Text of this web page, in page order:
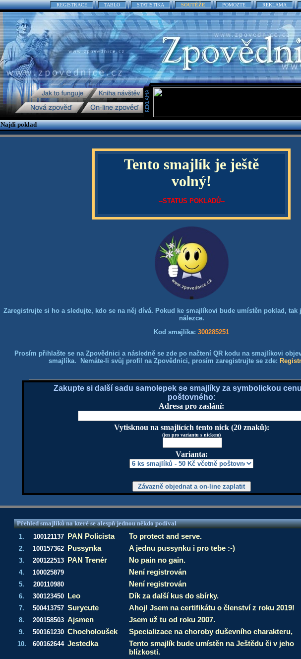
REGISTRACE TABLO STATISTIKA SOUTĚŽE POMOZTE REKLAMA
Najdi poklad
Tento smajlík je ještě
volný!
--STATUS POKLADŮ--
Zaregistrujte si ho a sledujte, kdo se na něj dívá. Pokud ke smajlíkovi bude umístěn poklad,
nálezce.
Kod smajlíka: 300285251
Prosím přihlašte se na Zpovědnici a následně se zde po načtení QR kodu na smajlíkovi
smajlíka. Nemáte-li svůj profil na Zpovědnici, prosím zaregistrujte se zde:
Zakupte si další sadu samolepek se smajlíky za symbolickou
poštovného:
Adresa pro zaslání:
Vytisknou na smajlících tento nick (20 znaků):
(jen pro variantu s nickem)
Varianta:
Přehled smajlíků na které se alespň jednou někdo podíval
1.
100121137 PAN Policista To protect and serve.
2.
100157362 Pussynka A jednu pussynku i pro tebe :-)
3.
200122513 PAN Trenér No pain no gain.
4.
100025879 Není registrován
5.
200110980 Není registrován
6.
300123450 Leo Dík za další kus do sbírky.
7.
500413757 Surycute Ahoj! Jsem na certifikátu o členství z roku 2019!
8.
200158503 Ajsmen Jsem už tu od roku 2007.
9.
500161230 Chocholoušek Specializace na choroby duševního charakteru,
10.
600162644 Jestedka
Tento smajlík bude umístěn na Ještědu či v jeho
blízkosti.